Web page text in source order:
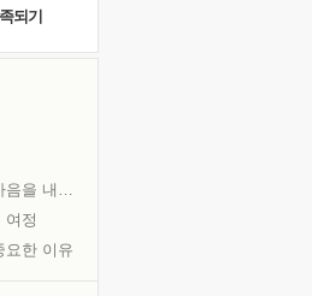
되기
귀를 열고 마음을 내어주고
여정
요한 이유